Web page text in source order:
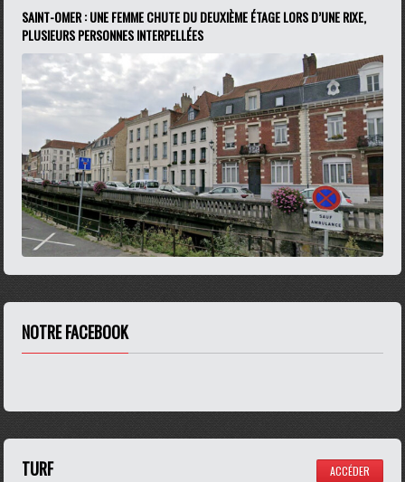
SAINT-OMER : UNE FEMME CHUTE DU DEUXIÈME ÉTAGE LORS D’UNE RIXE,
PLUSIEURS PERSONNES INTERPELLÉES
NOTRE FACEBOOK
TURF ACCÉDER